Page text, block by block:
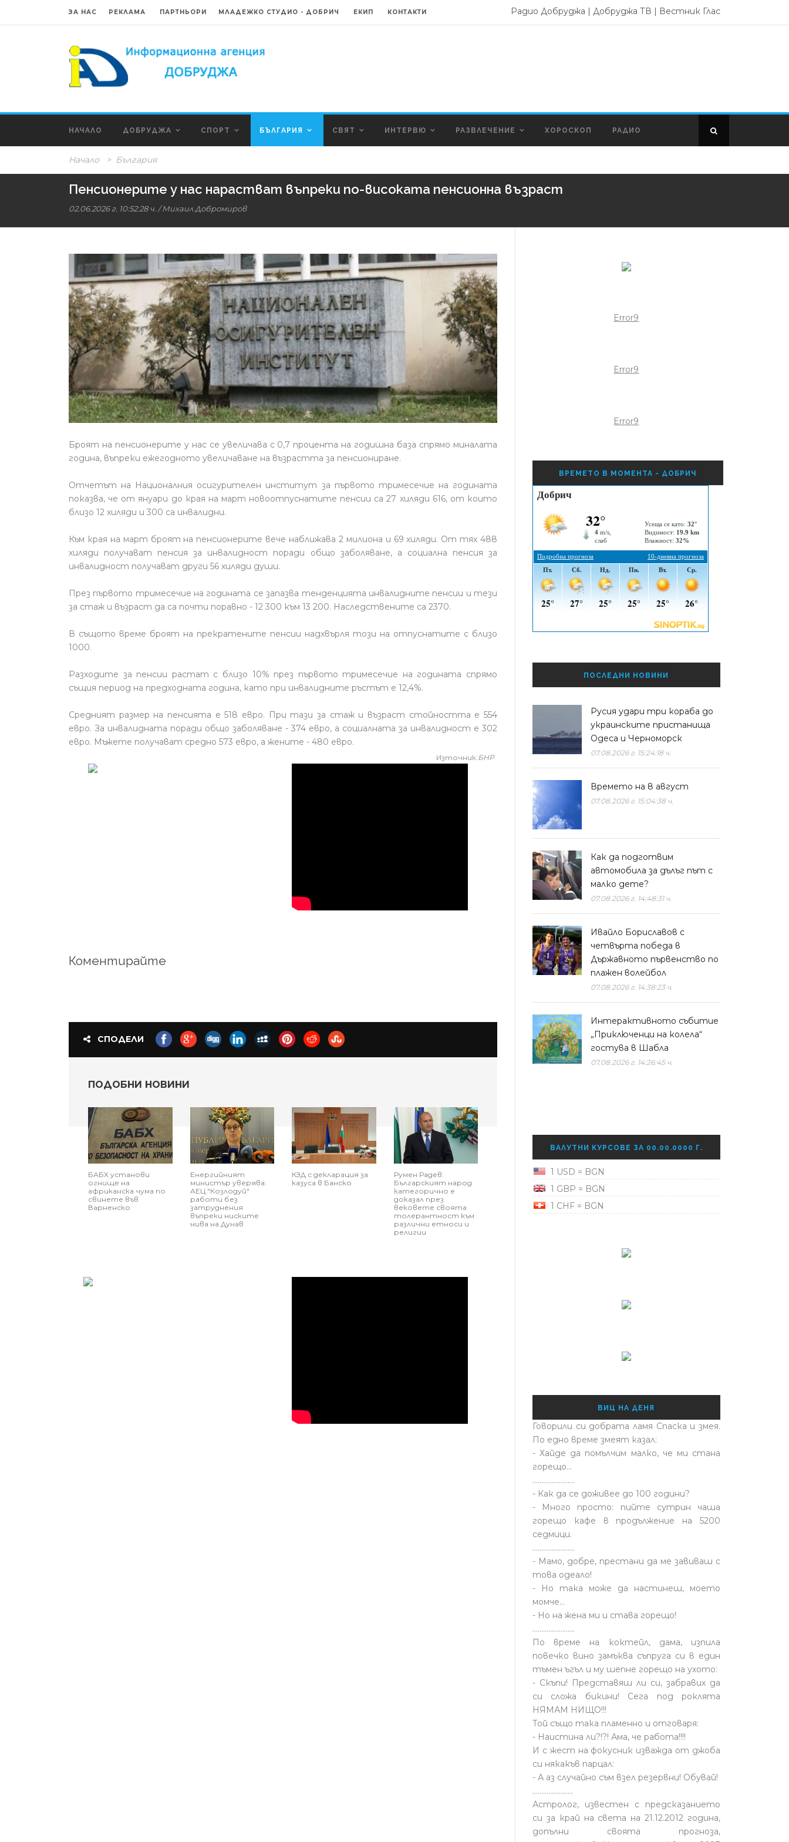
ЗА НАС РЕКЛАМА ПАРТНЬОРИ МЛАДЕЖКО СТУДИО - ДОБРИЧ ЕКИП КОНТАКТИ Радио Добруджа | Добруджа ТВ | Вестник Глас
НАЧАЛО ДОБРУДЖА СПОРТ БЪЛГАРИЯ СВЯТ ИНТЕРВЮ РАЗВЛЕЧЕНИЕ ХОРОСКОП РАДИО
Начало > България
Пенсионерите у нас нарастват въпреки по-високата пенсионна възраст
02.06.2026 г. 10:52:28 ч. /Михаил Добромиров
Броят на пенсионерите у нас се увеличава с 0,7 процента на годишна база спрямо миналата
година, въпреки ежегодното увеличаване на възрастта за пенсиониране.
Отчетът на Националния осигурителен институт за първото тримесечие на годината
показва, че от януари до края на март новоотпуснатите пенсии са 27 хиляди 616, от които
близо 12 хиляди и 300 са инвалидни.
Към края на март броят на пенсионерите вече наближава 2 милиона и 69 хиляди. От тях 488
хиляди получават пенсия за инвалидност поради общо заболяване, а социална пенсия за
инвалидност получават други 56 хиляди души.
През първото тримесечие на годината се запазва тенденцията инвалидните пенсии и тези
за стаж и възраст да са почти поравно - 12 300 към 13 200. Наследствените са 2370.
В същото време броят на прекратените пенсии надхвърля този на отпуснатите с близо
1000.
Разходите за пенсии растат с близо 10% през първото тримесечие на годината спрямо
същия период на предходната година, като при инвалидните ръстът е 12,4%.
Средният размер на пенсията е 518 евро. При тази за стаж и възраст стойността е 554
евро. За инвалидната поради общо заболяване - 374 евро, а социалната за инвалидност е 302
евро. Мъжете получават средно 573 евро, а жените - 480 евро.
Източник:БНР
Коментирайте
СПОДЕЛИ
ПОДОБНИ НОВИНИ
БАБХ установи
огнище на
африканска чума по
свинете във
Варненско
Енергийният
министър уверява:
АЕЦ "Козлодуй"
работи без
затруднения
въпреки ниските
нива на Дунав
КЗД с декларация за
казуса в Банско
Румен Радев:
Българският народ
категорично е
доказал през
вековете своята
толерантност към
различни етноси и
религии
Error9
Error9
Error9
ВРЕМЕТО В МОМЕНТА - ДОБРИЧ
ПОСЛЕДНИ НОВИНИ
Русия удари три кораба до
украинските пристанища
Одеса и Черноморск
07.08.2026 г. 15:24:18 ч.
Времето на 8 август
07.08.2026 г. 15:04:38 ч.
Как да подготвим
автомобила за дълъг път с
малко дете?
07.08.2026 г. 14:48:31 ч.
Ивайло Бориславов с
четвърта победа в
Държавното първенство по
плажен волейбол
07.08.2026 г. 14:38:23 ч.
Интерактивното събитие
„Приключенци на колела“
гостува в Шабла
07.08.2026 г. 14:26:45 ч.
ВАЛУТНИ КУРСОВЕ ЗА 00.00.0000 Г.
1 USD = BGN
1 GBP = BGN
1 CHF = BGN
ВИЦ НА ДЕНЯ
Говорили си добрата ламя Спаска и змея.
По едно време змеят казал:
- Хайде да помълчим малко, че ми стана
горещо...
........................
- Как да се доживее до 100 години?
- Много просто: пийте сутрин чаша
горещо кафе в продължение на 5200
седмици.
........................
- Мамо, добре, престани да ме завиваш с
това одеало!
- Но така може да настинеш, моето
момче…
- Но на жена ми и става горещо!
........................
По време на коктейл, дама, изпила
повечко вино замъква съпруга си в един
тъмен ъгъл и му шепне горещо на ухото:
- Скъпи! Представяш ли си, забравих да
си сложа бикини! Сега под роклята
НЯМАМ НИЩО!!!
Той също така пламенно и отговаря:
- Наистина ли?!?! Ама, че работа!!!!
И с жест на фокусник изважда от джоба
си някакъв парцал:
- А аз случайно съм взел резервни! Обувай!
.......................
Астролог, известен с предсказанието
си за край на света на 21.12.2012 година,
допълни своята прогноза,